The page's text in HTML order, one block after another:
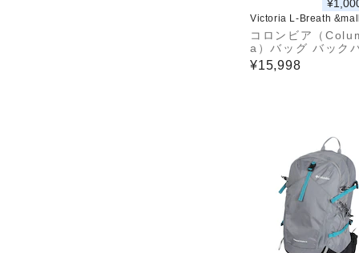
Victoria L-Breath
コロンビア（
a）バッグ バック
リュック スターレ
ウェイバックパッ
¥15,998